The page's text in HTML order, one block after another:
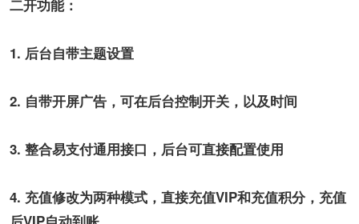
二开功能：
1. 后台自带主题设置
2. 自带开屏广告，可在后台控制开关，以及时间
3. 整合易支付通用接口，后台可直接配置使用
4. 充值修改为两种模式，直接充值VIP和充值积分，充值